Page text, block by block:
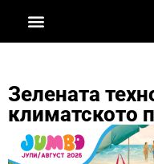
Зелената
климатското